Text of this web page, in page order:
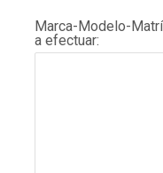
Marca-Modelo-
a efectuar: